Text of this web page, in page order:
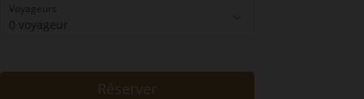
Voyageurs
0 voyageur
Réserver